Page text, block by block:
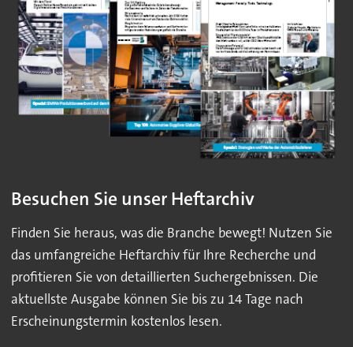
Besuchen Sie unser Heftarchiv
Finden Sie heraus, was die Branche bewegt! Nutzen Sie
das umfangreiche Heftarchiv für Ihre Recherche und
profitieren Sie von detaillierten Suchergebnissen. Die
aktuellste Ausgabe können Sie bis zu 14 Tage nach
Erscheinungstermin kostenlos lesen.